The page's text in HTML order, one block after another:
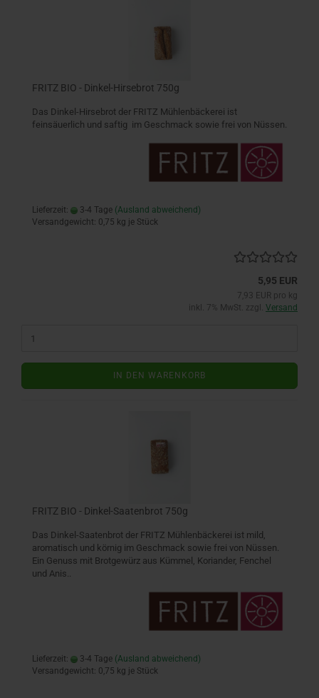
FRITZ BIO - Dinkel-Hirsebrot 750g
Das Dinkel-Hirsebrot der FRITZ Mühlenbäckerei ist
feinsäuerlich und saftig im Geschmack sowie frei von Nüssen.
Lieferzeit: 3-4 Tage (Ausland abweichend)
Versandgewicht: 0,75 kg je Stück
5,95 EUR
7,93 EUR pro kg
inkl. 7% MwSt. zzgl. Versand
IN DEN WARENKORB
FRITZ BIO - Dinkel-Saatenbrot 750g
Das Dinkel-Saatenbrot der FRITZ Mühlenbäckerei ist mild,
aromatisch und körnig im Geschmack sowie frei von Nüssen.
Ein Genuss mit Brotgewürz aus Kümmel, Koriander, Fenchel
und Anis..
Lieferzeit: 3-4 Tage (Ausland abweichend)
Versandgewicht: 0,75 kg je Stück